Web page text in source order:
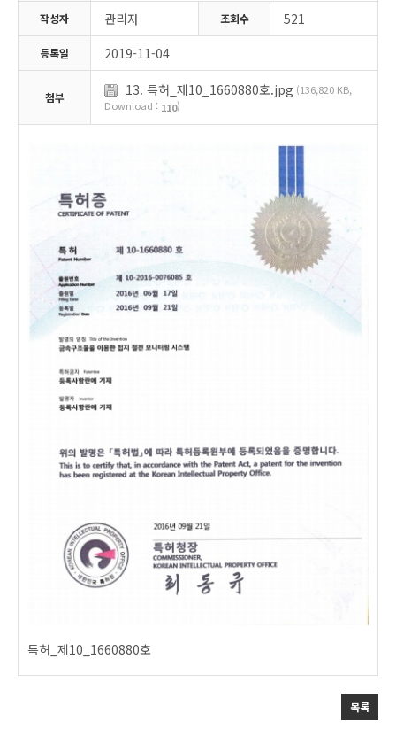
작성자 관리자 조회수 521
등록일 2019-11-04
첨부 13. 특허_제10_1660880호.jpg (136,820 KB,
Download : 110)
특허_제10_1660880호
목록